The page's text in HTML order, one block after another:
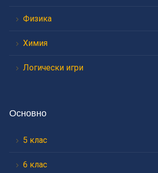
Физика
Химия
Логически игри
Основно
5 клас
6 клас